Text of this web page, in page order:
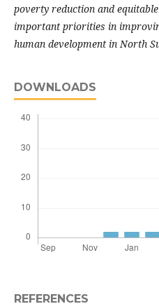
poverty reduction and
important priorities in
human development in North
DOWNLOADS
REFERENCES